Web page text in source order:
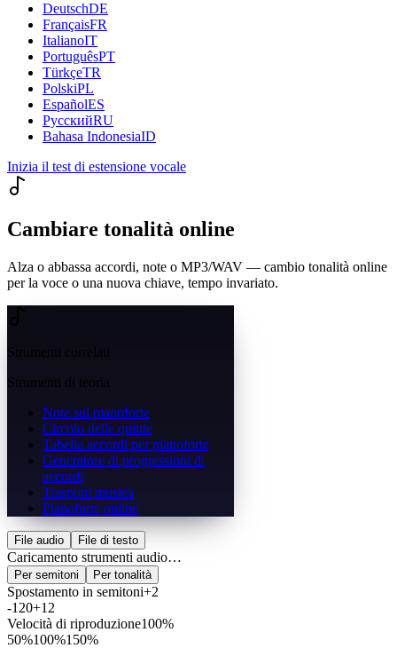
DeutschDE
FrançaisFR
ItalianoIT
PortuguêsPT
TürkçeTR
PolskiPL
EspañolES
РусскийRU
Bahasa IndonesiaID
Inizia il test di estensione vocale
Cambiare tonalità online
Alza o abbassa accordi, note o MP3/WAV — cambio tonalità online
per la voce o una nuova chiave, tempo invariato.
Strumenti di teoria
Note sul pianoforte
Circolo delle quinte
Tabella accordi per pianoforte
Generatore di progressioni di
accordi
Trasponi musica
Pianoforte online
File audio File di testo
Caricamento strumenti audio…
Per semitoni Per tonalità
Spostamento in semitoni+2
-120+12
Velocità di riproduzione100%
50%100%150%